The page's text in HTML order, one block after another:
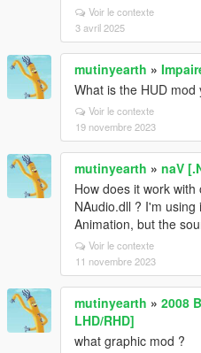
Voir le contexte
3 avril 2025
mutinyearth »
What is the HUD
Voir le contexte
19 novembre 2023
mutinyearth » naV
How does it work
NAudio.dll ? I'm
Animation, but the
Voir le contexte
11 novembre 2023
mutinyearth » 2008
LHD/RHD]
what graphic mod ?